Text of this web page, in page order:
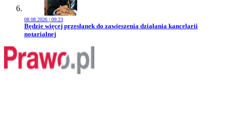
08.08.2026 | 09:23
Przejdź do artykułu:
Będzie więcej przesłanek do zawieszenia działania kancelarii
notarialnej